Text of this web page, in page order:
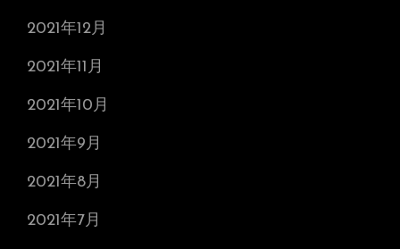
2021年12月
2021年11月
2021年10月
2021年9月
2021年8月
2021年7月